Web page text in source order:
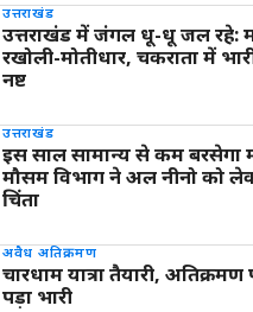
उत्तराखंड
उत्तराखंड में जंगल धू-धू जल रहे:
रखोली-मोतीधार, चकराता में
नष्ट
उत्तराखंड
इस साल सामान्य से कम बरसेगा
मौसम विभाग ने अल नीनो को
चिंता
अवैध अतिक्रमण
चारधाम यात्रा तैयारी,
पड़ा भारी